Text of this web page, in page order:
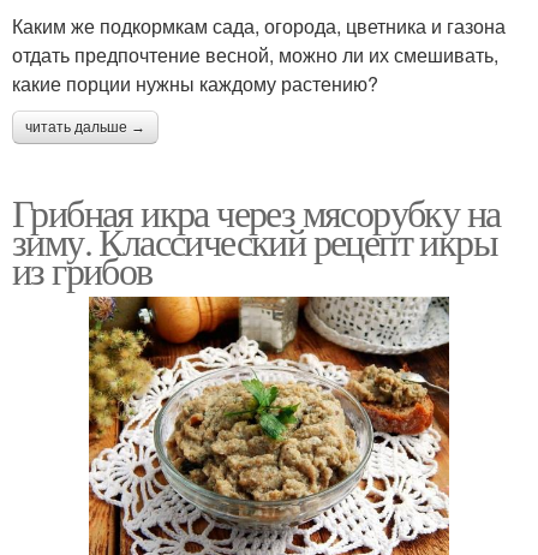
Каким же подкормкам сада, огорода, цветника и газона
отдать предпочтение весной, можно ли их смешивать,
какие порции нужны каждому растению?
читать дальше →
Грибная икра через мясорубку на
зиму. Классический рецепт икры
из грибов